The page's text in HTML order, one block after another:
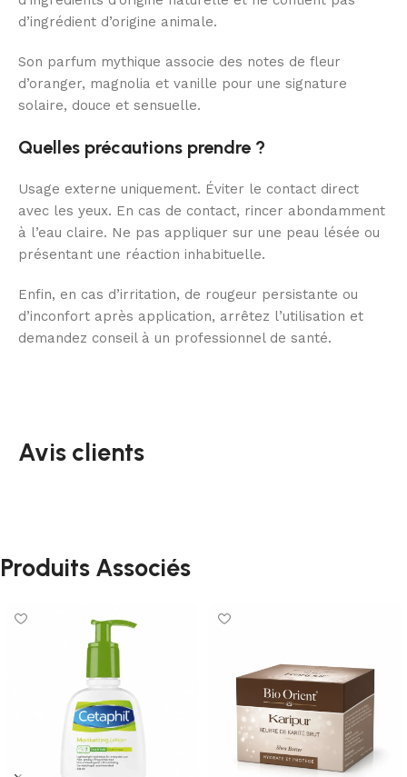
d’ingrédient d’origine animale.
Son parfum mythique associe des notes de fleur
d’oranger, magnolia et vanille pour une signature
solaire, douce et sensuelle.
Quelles précautions prendre ?
Usage externe uniquement. Éviter le contact direct
avec les yeux. En cas de contact, rincer abondamment
à l’eau claire. Ne pas appliquer sur une peau lésée ou
présentant une réaction inhabituelle.
Enfin, en cas d’irritation, de rougeur persistante ou
d’inconfort après application, arrêtez l’utilisation et
demandez conseil à un professionnel de santé.
Avis clients
Produits Associés